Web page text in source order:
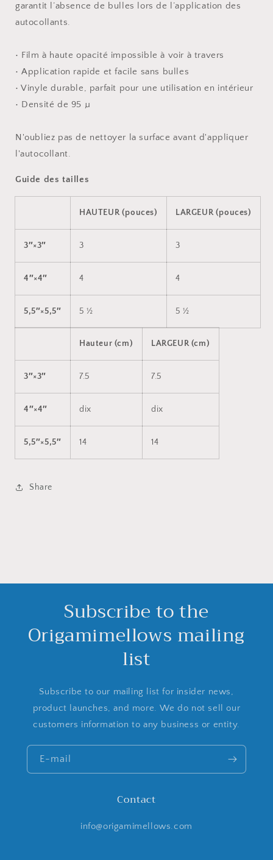
garantit l’absence de bulles lors de l’application des
autocollants.
• Film à haute opacité impossible à voir à travers
• Application rapide et facile sans bulles
• Vinyle durable, parfait pour une utilisation en intérieur
• Densité de 95 µ
N'oubliez pas de nettoyer la surface avant d'appliquer
l'autocollant.
Guide des tailles
HAUTEUR (pouces) LARGEUR (pouces)
3″×3″ 3 3
4″×4″ 4 4
5,5″×5,5″ 5 ½ 5 ½
Hauteur (cm) LARGEUR (cm)
3″×3″ 7.5 7.5
4″×4″ dix dix
5,5″×5,5″ 14 14
Share
Subscribe to the
Origamimellows mailing
list
Subscribe to our mailing list for insider news,
product launches, and more. We do not sell our
customers information to any business or entity.
E-mail
Contact
info@origamimellows.com